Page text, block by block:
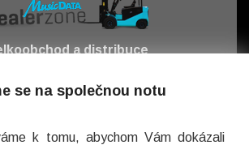
a distribuce
se na společnou notu
k tomu, abychom Vám dokázali